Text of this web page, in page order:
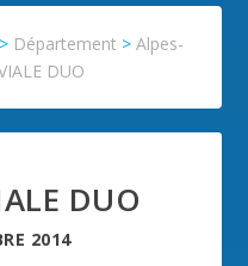
> Département >Alpes-
DUO
DUO
2014